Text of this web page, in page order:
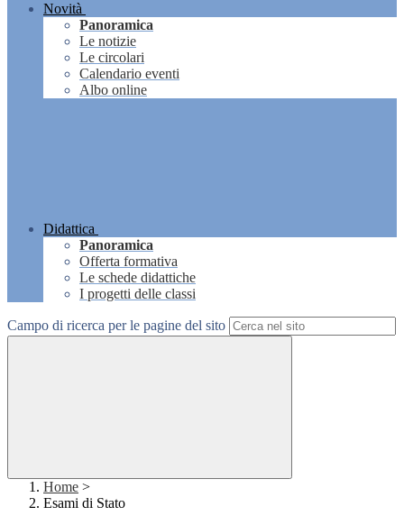
Novità
Panoramica
Le notizie
Le circolari
Calendario eventi
Albo online
Didattica
Panoramica
Offerta formativa
Le schede didattiche
I progetti delle classi
Campo di ricerca per le pagine del sito
Home >
Esami di Stato